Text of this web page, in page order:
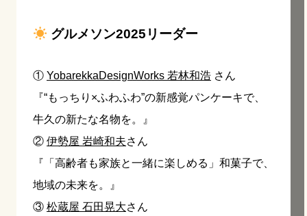
グルメソン2025リーダー
① YobarekkaDesignWorks 若林和浩 さん
『“もっちり×ふわふわ”の新感覚パンケーキで、
牛久の新たな名物を。』
② 伊勢屋 岩崎和夫さん
『「高齢者も家族と一緒に楽しめる」和菓子で、
地域の未来を。』
③ 松蔵屋 石田晃大さん